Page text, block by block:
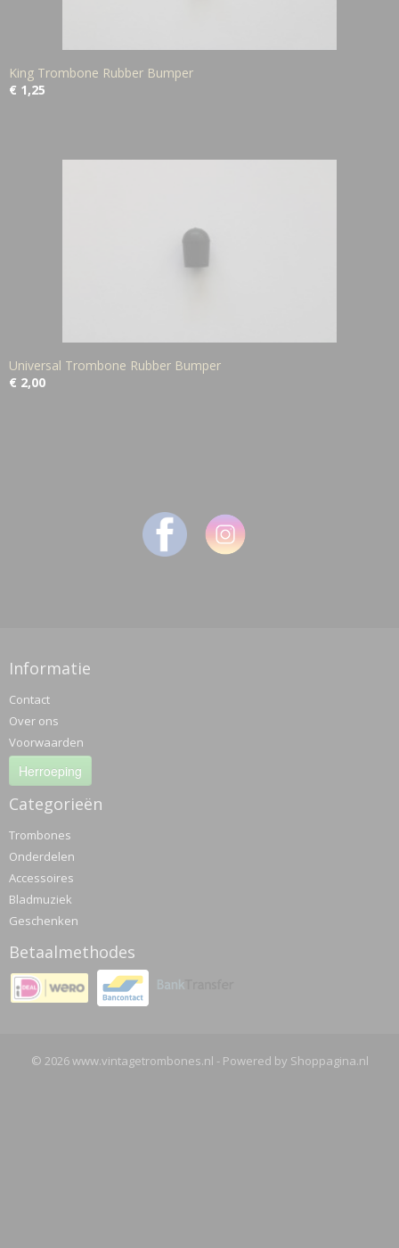
King Trombone Rubber Bumper
€ 1,25
Universal Trombone Rubber Bumper
€ 2,00
Informatie
Contact
Over ons
Voorwaarden
Herroeping
Categorieën
Trombones
Onderdelen
Accessoires
Bladmuziek
Geschenken
Betaalmethodes
© 2026 www.vintagetrombones.nl - Powered by Shoppagina.nl